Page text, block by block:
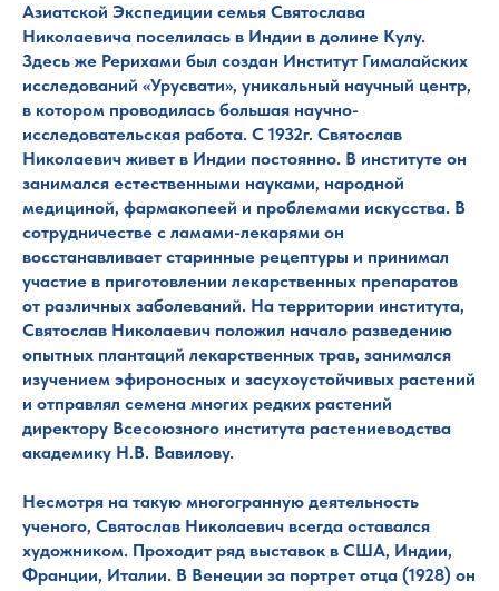
Азиатской Экспедиции семья Святослава
Николаевича поселилась в Индии в долине Кулу.
Здесь же Рерихами был создан Институт Гималайских
исследований «Урусвати», уникальный научный центр,
в котором проводилась большая научно-
исследовательская работа. С 1932г. Святослав
Николаевич живет в Индии постоянно. В институте он
занимался естественными науками, народной
медициной, фармакопеей и проблемами искусства. В
сотрудничестве с ламами-лекарями он
восстанавливает старинные рецептуры и принимал
участие в приготовлении лекарственных препаратов
от различных заболеваний. На территории института,
Святослав Николаевич положил начало разведению
опытных плантаций лекарственных трав, занимался
изучением эфироносных и засухоустойчивых растений
и отправлял семена многих редких растений
директору Всесоюзного института растениеводства
академику Н.В. Вавилову.
Несмотря на такую многогранную деятельность
ученого, Святослав Николаевич всегда оставался
художником. Проходит ряд выставок в США, Индии,
Франции, Италии. В Венеции за портрет отца (1928) он